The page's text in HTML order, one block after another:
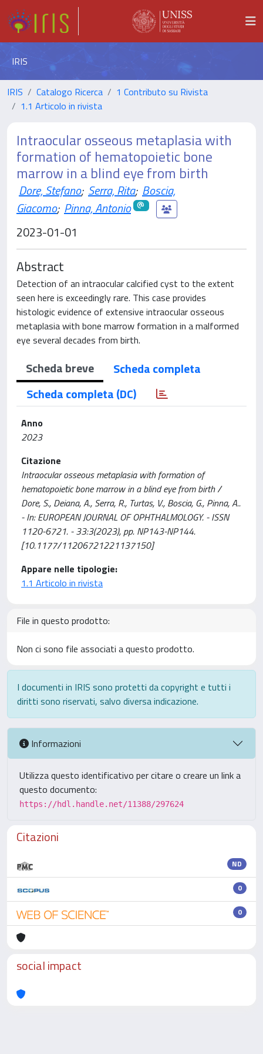
IRIS
IRIS Catalogo Ricerca
1 Contributo su Rivista
1.1 Articolo in rivista
Intraocular osseous metaplasia with
formation of hematopoietic bone
marrow in a blind eye from birth
Dore, Stefano; Serra, Rita; Boscia,
Giacomo; Pinna, Antonio
2023-01-01
Abstract
Detection of an intraocular calcified cyst to the extent
seen here is exceedingly rare. This case provides
histologic evidence of extensive intraocular osseous
metaplasia with bone marrow formation in a malformed
eye several decades from birth.
Scheda breve
Scheda completa
Scheda completa (DC)
Anno
2023
Citazione
Intraocular osseous metaplasia with formation of
hematopoietic bone marrow in a blind eye from birth /
Dore, S., Deiana, A., Serra, R., Turtas, V., Boscia, G., Pinna, A..
- In: EUROPEAN JOURNAL OF OPHTHALMOLOGY. - ISSN
1120-6721. - 33:3(2023), pp. NP143-NP144.
[10.1177/11206721221137150]
Appare nelle tipologie:
1.1 Articolo in rivista
File in questo prodotto:
Non ci sono file associati a questo prodotto.
I documenti in IRIS sono protetti da copyright e tutti i
diritti sono riservati, salvo diversa indicazione.
Informazioni
Utilizza questo identificativo per citare o creare un link a
questo documento:
https://hdl.handle.net/11388/297624
Citazioni
ND
0
0
social impact